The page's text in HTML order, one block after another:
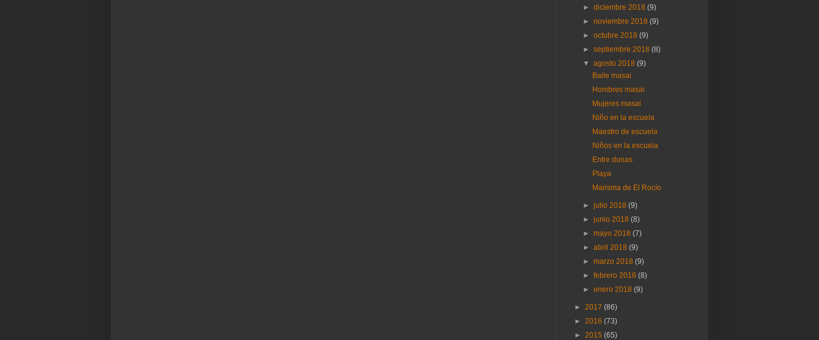
►diciembre 2018(9)
►noviembre 2018(9)
►octubre 2018(9)
►septiembre 2018(8)
▼agosto 2018(9)
Baile masai
Hombres masai
Mujeres masai
Niño en la escuela
Maestro de escuela
Niños en la escuela
Entre dunas
Playa
Marisma de El Rocío
►julio 2018(9)
►junio 2018(8)
►mayo 2018(7)
►abril 2018(9)
►marzo 2018(9)
►febrero 2018(8)
►enero 2018(9)
► 2017 (86)
► 2016 (73)
► 2015 (65)